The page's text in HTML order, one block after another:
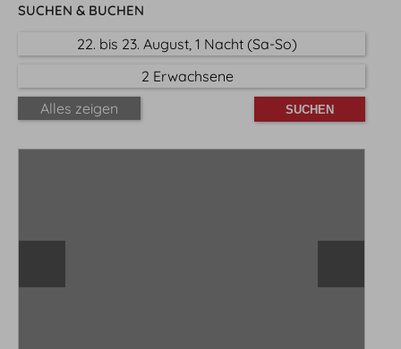
Buchen
Buchungsbedingungen
SUCHEN & BUCHEN
22. bis 23. August, 1 Nacht (Sa-So)
2 Erwachsene
Alles zeigen